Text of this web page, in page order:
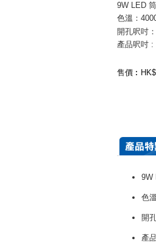
9W LED
色溫：
開孔呎吋
產品呎吋 :
售價
9W
色
開
產